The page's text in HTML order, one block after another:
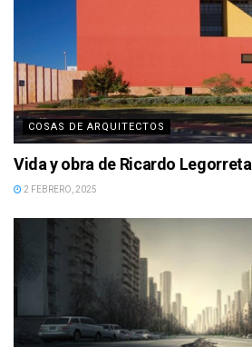
COSAS DE ARQUITECTOS
Vida y obra de Ricardo Legorreta
2 FEBRERO, 2025